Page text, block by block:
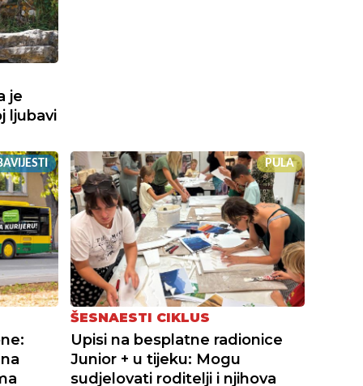
je
ljubavi
PULA
ŠESNAESTI CIKLUS
Upisi na besplatne radionice
Junior + u tijeku: Mogu
sudjelovati roditelji i njihova